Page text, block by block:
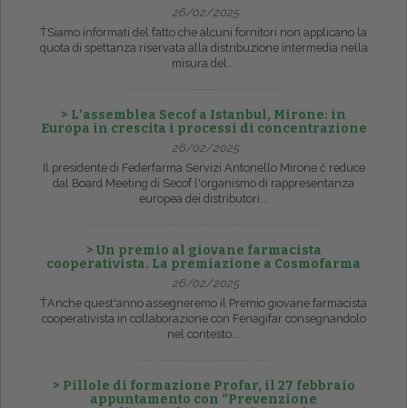
26/02/2025
ŤSiamo informati del fatto che alcuni fornitori non applicano la
quota di spettanza riservata alla distribuzione intermedia nella
misura del...
> L’assemblea Secof a Istanbul, Mirone: in
Europa in crescita i processi di concentrazione
26/02/2025
Il presidente di Federfarma Servizi Antonello Mirone č reduce
dal Board Meeting di Secof l'organismo di rappresentanza
europea dei distributori...
> Un premio al giovane farmacista
cooperativista. La premiazione a Cosmofarma
26/02/2025
ŤAnche quest'anno assegneremo il Premio giovane farmacista
cooperativista in collaborazione con Fenagifar consegnandolo
nel contesto...
> Pillole di formazione Profar, il 27 febbraio
appuntamento con “Prevenzione